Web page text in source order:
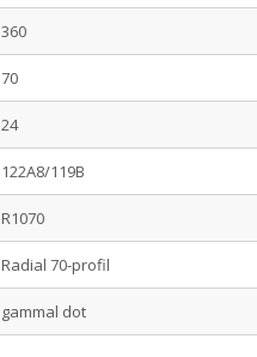
360
70
24
122A8/119B
R1070
Radial 70-profil
gammal dot